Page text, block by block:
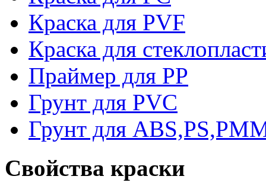
Краска для PVF
Краска для
Праймер для PP
Грунт для PVC
Грунт для
Свойства краски